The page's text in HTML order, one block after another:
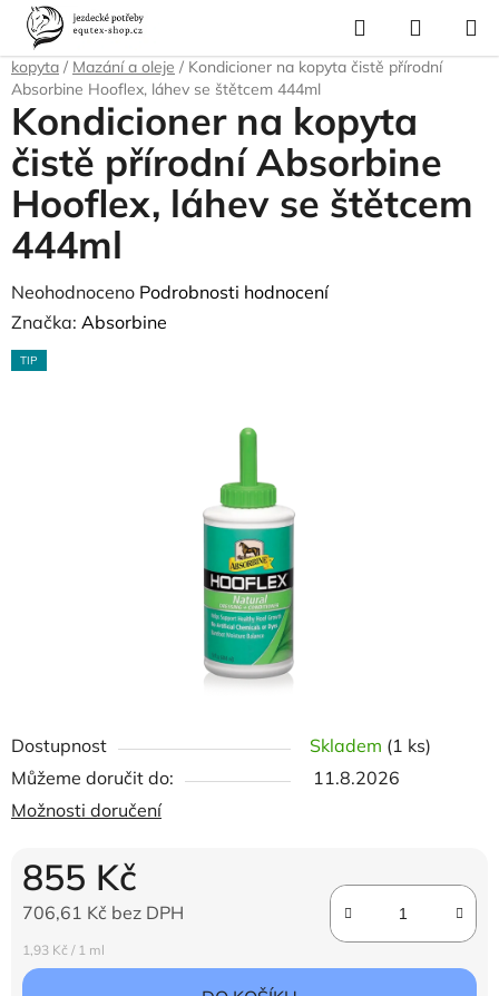
Přejít
obsah
Hledat
KOŠÍK
Domů
Pro koně
kopyta / Mazání a oleje / Kondicioner na kopyta čistě přírodní
Absorbine Hooflex, láhev se štětcem 444ml
Dostupnost Skladem (1 ks)
Můžeme doručit do:
11.8.2026
Možnosti doručení
855 Kč
706,61 Kč bez DPH
Měrná cena:
1,93 Kč / 1 ml
Kondicioner na kopyta
čistě přírodní Absorbine
Hooflex, láhev se štětcem
444ml
Průměrné
hodnocení
produktu
Neohodnoceno Podrobnosti hodnocení
Značka: Absorbine
TIP